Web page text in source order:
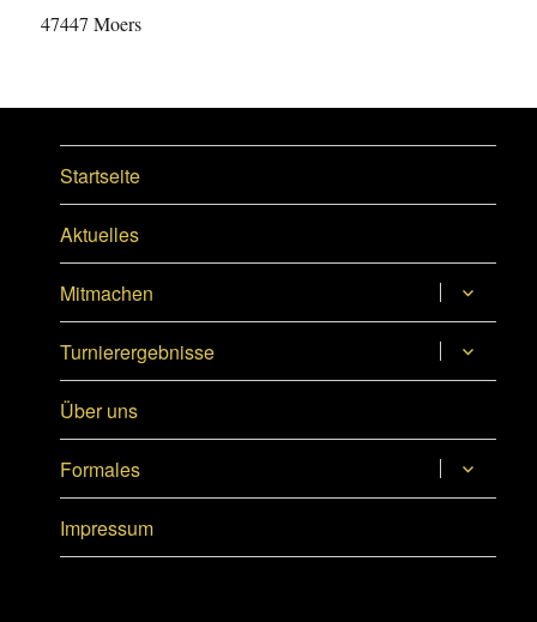
47447 Moers
Startseite
Aktuelles
Mitmachen
anzeigen
Turnierergebnisse
anzeigen
Über uns
Formales
anzeigen
Impressum